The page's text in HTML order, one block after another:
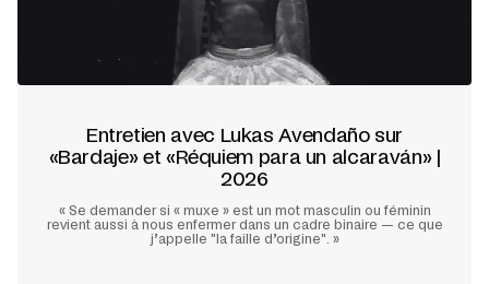
Entretien avec Lukas Avendaño sur
«Bardaje» et «Réquiem para un alcaraván» |
2026
« Se demander si « muxe » est un mot masculin ou féminin
revient aussi à nous enfermer dans un cadre binaire — ce que
j’appelle "la faille d’origine". »